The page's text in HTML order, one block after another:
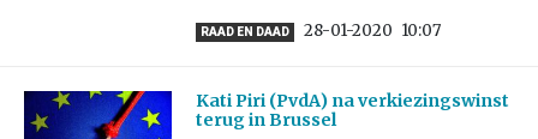
RAAD EN DAAD 28-01-2020 10:07
Kati Piri (PvdA) na verkiezingswinst
terug in Brussel